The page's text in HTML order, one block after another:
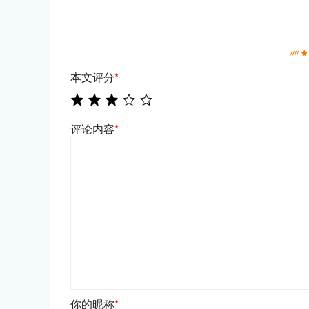
本文评分*
评论内容*
你的昵称*